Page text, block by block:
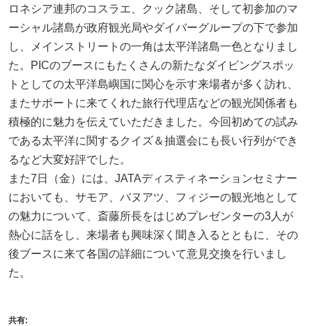
ロネシア連邦のコスラエ、クック諸島、そして初参加のマ
ーシャル諸島が政府観光局やダイバーグループの下で参加
し、メインストリートの一角は太平洋諸島一色となりまし
た。PICのブースにもたくさんの新たなダイビングスポッ
トとしての太平洋島嶼国に関心を示す来場者が多く訪れ、
またサポートに来てくれた旅行代理店などの観光関係者も
積極的に魅力を伝えていただきました。今回初めての試み
である太平洋に関するクイズ＆抽選会にも長い行列ができ
るなど大変好評でした。
また7日（金）には、JATAディスティネーションセミナー
においても、サモア、バヌアツ、フィジーの観光地として
の魅力について、斎藤所長をはじめプレゼンターの3人が
熱心に話をし、来場者も興味深く聞き入るとともに、その
後ブースに来て各国の詳細について意見交換を行いまし
た。
共有: